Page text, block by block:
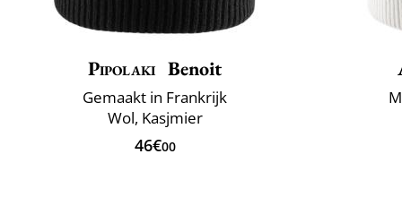
Pipolaki Benoit
Gemaakt in Frankrijk
Wol, Kasjmier
46€00